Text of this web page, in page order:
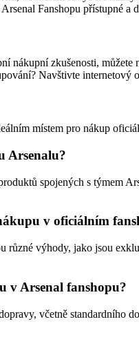
Fanshopu přístupné a
nákupní zkušenosti,
Navštivte
místem pro nákup
Arsenalu?
spojených s týmem
v oficiálním
výhody, jako jsou
v Arsenal fanshopu?
včetně standardního